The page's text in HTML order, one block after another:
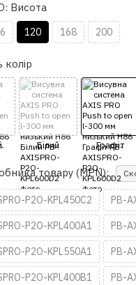
Висота
120 168 200
колір
товару (MPN):
P2O-KPL450C2 PB-
P2O-KPL400A1 PB-
P2O-KPL550A1 PB-
P2O-KPL400B1 PB-